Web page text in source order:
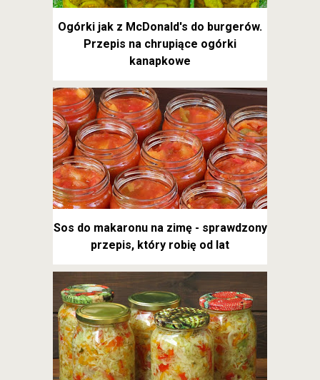
Ogórki jak z McDonald's do burgerów.
Przepis na chrupiące ogórki
kanapkowe
Sos do makaronu na zimę - sprawdzony
przepis, który robię od lat